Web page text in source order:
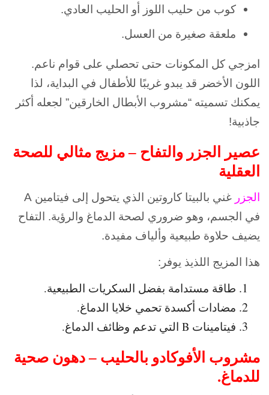
كوب من حليب اللوز أو الحليب العادي.
ملعقة صغيرة من العسل.
امزجي كل المكونات حتى تحصلي على قوام ناعم.
اللون الأخضر قد يبدو غريبًا للأطفال في البداية، لذا
يمكنك تسميته “مشروب الأبطال الخارقين” لجعله أكثر
جاذبية!
عصير الجزر والتفاح – مزيج مثالي للصحة
العقلية
الجزر
غني بالبيتا كاروتين الذي يتحول إلى فيتامين A
في الجسم، وهو ضروري لصحة الدماغ والرؤية. التفاح
يضيف حلاوة طبيعية وألياف مفيدة.
هذا المزيج اللذيذ يوفر:
طاقة مستدامة بفضل السكريات الطبيعية.
مضادات أكسدة تحمي خلايا الدماغ.
فيتامينات B التي تدعم وظائف الدماغ.
مشروب الأفوكادو بالحليب – دهون صحية
للدماغ.